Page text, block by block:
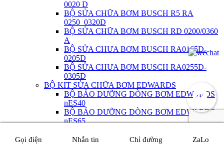
0020 D
BỘ SỬA CHỮA BƠM BUSCH R5 RA
0250_0320D
BỘ SỬA CHỮA BƠM BUSCH RD 0200/0360
A
BỘ SỬA CHƯA BƠM BUSCH RA0165D-
0205D
BỘ SỬA CHƯA BƠM BUSCH RA0255D-
0305D
BỘ KIT SỬA CHỮA BƠM EDWARDS
BỘ BẢO DƯỠNG DÒNG BƠM EDWARDS
nES40
BỘ BẢO DƯỠNG DÒNG BƠM EDWARDS
nES65
nES100
Gọi điện Nhắn tin Chỉ đường ZaLo